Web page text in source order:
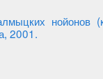
нойонов
2001.